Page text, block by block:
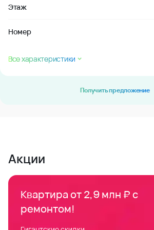
Этаж
Номер
Все характеристики
Получить предложение
Акции
Квартира от 2,9 млн ₽ с
ремонтом!